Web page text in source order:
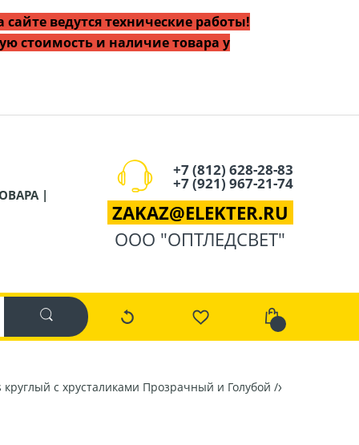
ведутся технические работы!
стоимость и наличие товара у
|
+7 (812) 628-28-83
+7 (921) 967-21-74
ZAKAZ@ELEKTER.RU
ООО "ОПТЛЕДСВЕТ"
круглый с xрусталиками Прозрачный и Голубой /хром 56x120